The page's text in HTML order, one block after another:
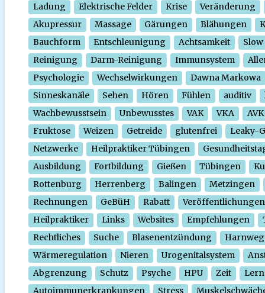
Ladung
Elektrische Felder Krise
Veränderung
Akupressur
Massage Gärungen Blähungen
Bauchform
Entschleunigung Achtsamkeit
Slow
Reinigung
Darm-Reinigung Immunsystem
Psychologie
Wechselwirkungen
Dawna Markowa
Sinneskanäle
Sehen Hören Fühlen auditiv
Wachbewusstsein
Unbewusstes VAK VKA
AVK
Fruktose
Weizen Getreide glutenfrei
Leaky-
Netzwerke
Heilpraktiker Tübingen
Ausbildung
Fortbildung Gießen Tübingen
Rottenburg
Herrenberg Balingen
Metzingen
Rechnungen
GeBüH Rabatt
Veröffentlichungen
Heilpraktiker
Links Websites Empfehlungen
Rechtliches
Suche Blasenentzündung
Wärmeregulation
Nieren Urogenitalsystem
Abgrenzung
Schutz Psyche HPU Zeit
Autoimmunerkrankungen
Stress